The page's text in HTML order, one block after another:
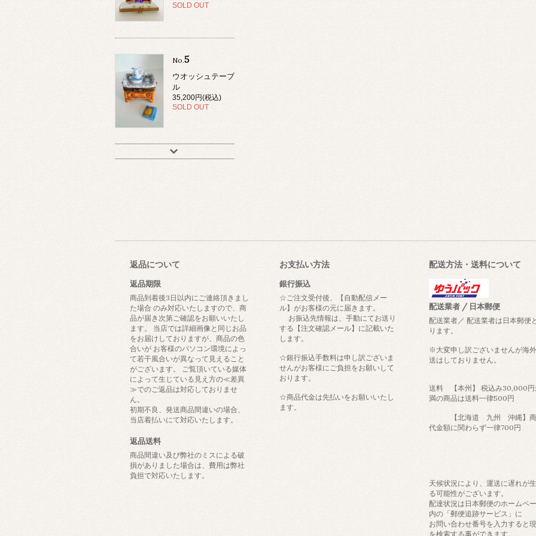
SOLD OUT
No.5
ウオッシュテーブ
ル
35,200円(税込)
SOLD OUT
返品について
返品期限
商品到着後3日以内にご連絡頂きまし
た場合 のみ対応いたしますので、商
品が届き次第ご確認をお願いいたし
ます。 当店では詳細画像と同じお品
をお届けしておりますが、商品の色
合いが お客様のパソコン環境によっ
て若干風合いが異なって見えること
がございます。 ご覧頂いている媒体
によって生じている見え方の≪差異
≫でのご返品は対応しておりませ
ん。
初期不良、発送商品間違いの場合、
当店着払いにて対応いたします。
返品送料
商品間違い及び弊社のミスによる破
損がありました場合は、費用は弊社
負担で対応いたします。
お支払い方法
銀行振込
☆ご注文受付後、【自動配信メー
ル】がお客様の元に届きます。
お振込先情報は、手動にてお送り
する【注文確認メール】に記載いた
します。
☆銀行振込手数料は申し訳ございま
せんがお客様にご負担をお願いして
おります。
☆商品代金は先払いをお願いいたし
ます。
配送方法・送料について
配送業者 / 日本郵便
配送業者／ 配送業者は日本郵便
ります。
※大変申し訳ございませんが海
送はしておりません。
送料 【本州】 税込み30,000円
満の商品は送料一律500円
【北海道 九州 沖縄】商
代金額に関わらず一律700円
天候状況により、運送に遅れが
る可能性がございます。
配達状況は日本郵便のホームペ
内の「郵便追跡サービス」に
お問い合わせ番号を入力すると
を検索する事ができます。